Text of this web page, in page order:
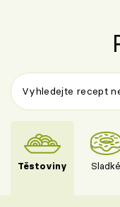
Těstoviny Sladké